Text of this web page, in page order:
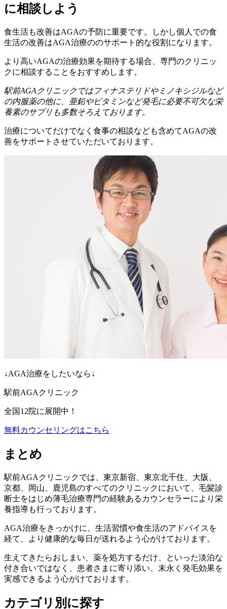
に相談しよう
食生活も改善はAGAの予防に重要です。しかし個人での食
生活の改善はAGA治療ののサポート的な役割になります。
より高いAGAの治療効果を期待する場合、専門のクリニッ
クに相談することをおすすめします。
駅前AGAクリニックではフィナステリドやミノキシジルなど
の内服薬の他に、亜鉛やビタミンなど発毛に必要不可欠な栄
養素のサプリも多数そろえております。
治療についてだけでなく食事の相談なども含めてAGAの改
善をサポートさせていただいております。
↓AGA治療をしたいなら↓
駅前AGAクリニック
全国12院に展開中！
無料カウンセリングはこちら
まとめ
駅前AGAクリニックでは、東京新宿、東京北千住、大阪、
京都、岡山、鹿児島のすべてのクリニックにおいて、毛髪診
断士をはじめ薄毛治療専門の経験あるカウンセラーにより栄
養指導も行っております。
AGA治療をきっかけに、生活習慣や食生活のアドバイスを
経て、より健康的な毎日が送れるよう心がけております。
生えてきたらおしまい、薬を処方するだけ、といった淡泊な
付き合いではなく、患者さまに寄り添い、末永く発毛効果を
実感できるよう心がけております。
カテゴリ別に探す